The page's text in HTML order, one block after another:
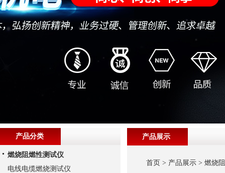
产品展示
首页 > 产品展示> 燃烧
产品分类
燃烧阻燃性测试仪
电线电缆燃烧测试仪